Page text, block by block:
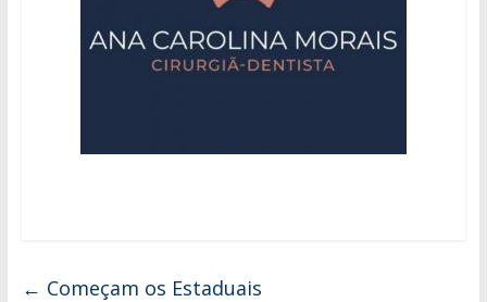
← Começam os Estaduais